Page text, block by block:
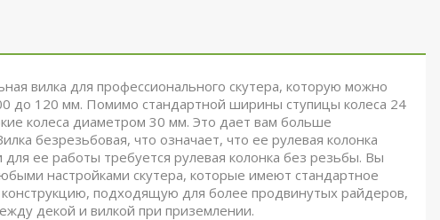
вилка для профессионального скутера, которую можно
до 120 мм. Помимо стандартной ширины ступицы колеса 24
колеса диаметром 30 мм. Это дает вам больше
безрезьбовая, что означает, что ее рулевая колонка
ее работы требуется рулевая колонка без резьбы. Вы
настройками скутера, которые имеют стандартное
подходящую для более продвинутых райдеров,
декой и вилкой при приземлении.